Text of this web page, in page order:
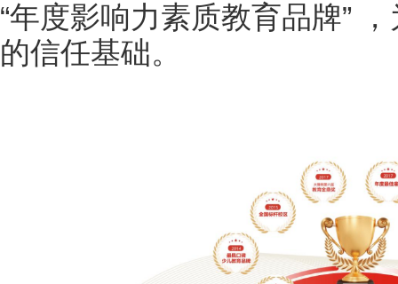
“年度影响力素质教育品牌”
的信任基础。